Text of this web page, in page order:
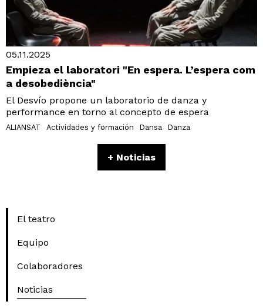
05.11.2025
Empieza el laboratori "En espera. L’espera com
a desobediència"
El Desvío propone un laboratorio de danza y
performance en torno al concepto de espera
ALIANSAT Actividades y formación Dansa Danza
+ Noticias
El teatro
Equipo
Colaboradores
Noticias